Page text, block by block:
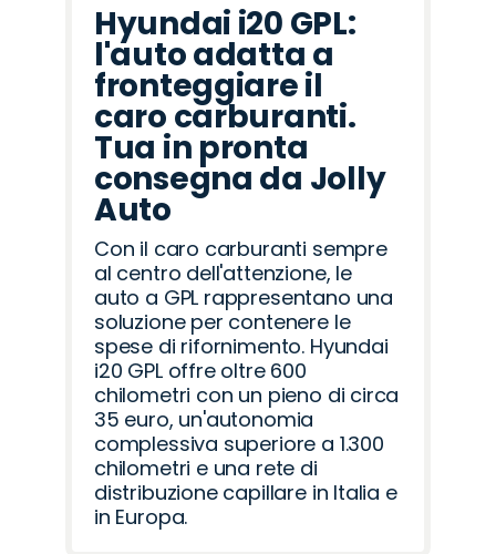
Hyundai i20 GPL:
l'auto adatta a
fronteggiare il
caro carburanti.
Tua in pronta
consegna da Jolly
Auto
Con il caro carburanti sempre
al centro dell'attenzione, le
auto a GPL rappresentano una
soluzione per contenere le
spese di rifornimento. Hyundai
i20 GPL offre oltre 600
chilometri con un pieno di circa
35 euro, un'autonomia
complessiva superiore a 1.300
chilometri e una rete di
distribuzione capillare in Italia e
in Europa.